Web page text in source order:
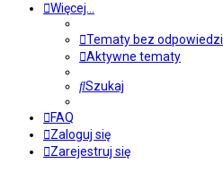
Więcej…
Tematy bez odpowiedzi
Aktywne tematy
Szukaj
FAQ
Zaloguj się
Zarejestruj się